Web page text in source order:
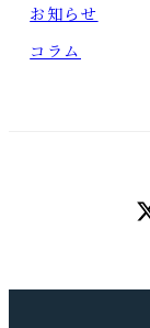
お知らせ
コラム